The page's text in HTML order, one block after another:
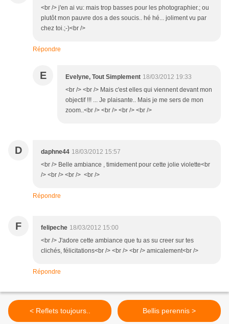
<br /> j'en ai vu: mais trop basses pour les photographier.; ou
plutôt mon pauvre dos a des soucis.. hé hé... joliment vu par
chez toi.;-)<br />
Répondre
E Evelyne, Tout Simplement 18/03/2012 19:33
<br /> <br /> Mais c'est elles qui viennent devant mon
objectif !!! ... Je plaisante.. Mais je me sers de mon
zoom..<br /> <br /> <br /> <br />
D daphne44 18/03/2012 15:57
<br /> Belle ambiance , timidement pour cette jolie violette<br
/> <br /> <br /> <br />
Répondre
F felipeche 18/03/2012 15:00
<br /> J'adore cette ambiance que tu as su creer sur tes
clichés, félicitations<br /> <br /> <br /> amicalement<br />
Répondre
< Reflets toujours.. Bellis perennis >